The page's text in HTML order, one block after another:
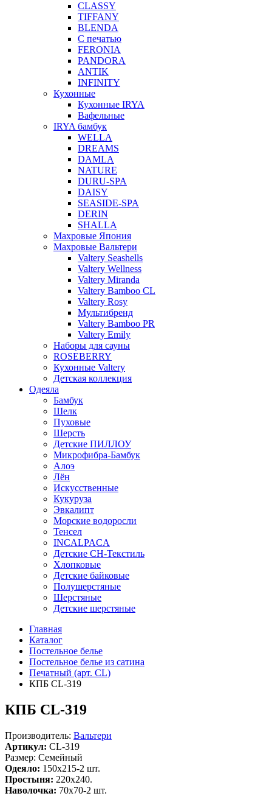
CLASSY
TIFFANY
BLENDA
С печатью
FERONIA
PANDORA
ANTIK
INFINITY
Кухонные
Кухонные IRYA
Вафельные
IRYA бамбук
WELLA
DREAMS
DAMLA
NATURE
DURU-SPA
DAISY
SEASIDE-SPA
DERIN
SHALLA
Махровые Япония
Махровые Вальтери
Valtery Seashells
Valtery Wellness
Valtery Miranda
Valtery Bamboo CL
Valtery Rosy
Мультибренд
Valtery Bamboo PR
Valtery Emily
Наборы для сауны
ROSEBERRY
Кухонные Valtery
Детская коллекция
Одеяла
Бамбук
Шелк
Пуховые
Шерсть
Детские ПИЛЛОУ
Микрофибра-Бамбук
Алоэ
Лён
Искусственные
Кукуруза
Эвкалипт
Морские водоросли
Тенсел
INCALPACA
Детские СН-Текстиль
Хлопковые
Детские байковые
Полушерстяные
Шерстяные
Детские шерстяные
Главная
Каталог
Постельное белье
Постельное белье из сатина
Печатный (арт. СL)
КПБ CL-319
КПБ CL-319
Производитель: Вальтери
Артикул: CL-319
Размер: Семейный
Одеяло: 150x215-2 шт.
Простыня: 220x240.
Наволочка: 70x70-2 шт.